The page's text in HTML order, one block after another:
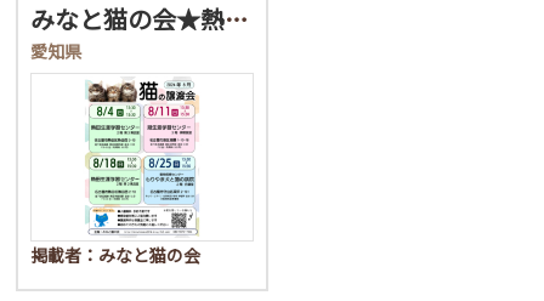
みなと猫の会★熱田区/保…
愛知県
掲載者：みなと猫の会